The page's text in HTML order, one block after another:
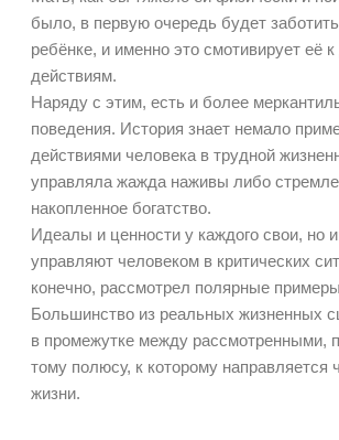
было, в первую очередь будет
ребёнке, и именно это смотивирует её
действиям.
Наряду с этим, есть и более
поведения. История знает немало
действиями человека в трудной
управляла жажда наживы либо
накопленное богатство.
Идеалы и ценности у каждого свои, но
управляют человеком в критических
конечно, рассмотрел полярные
Большинство из реальных жизненных
в промежутке между рассмотренными,
тому полюсу, к которому направляется
жизни.